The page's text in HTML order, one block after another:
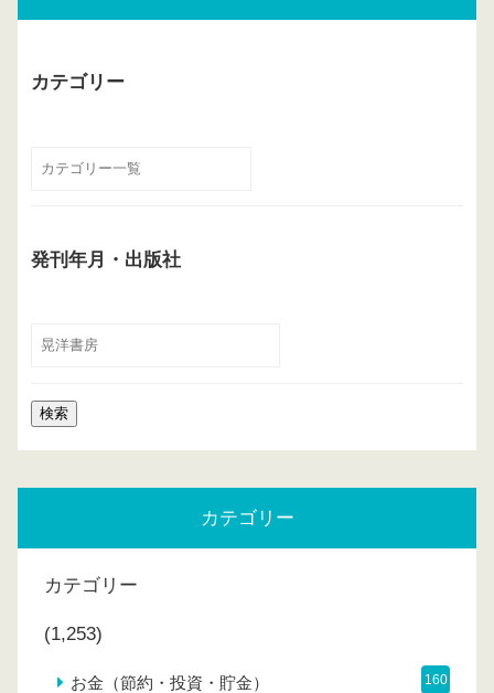
カテゴリー
発刊年月・出版社
カテゴリー
カテゴリー
(1,253)
お金（節約・投資・貯金） 160